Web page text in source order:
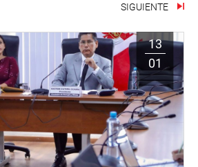
SIGUIENTE
13
01